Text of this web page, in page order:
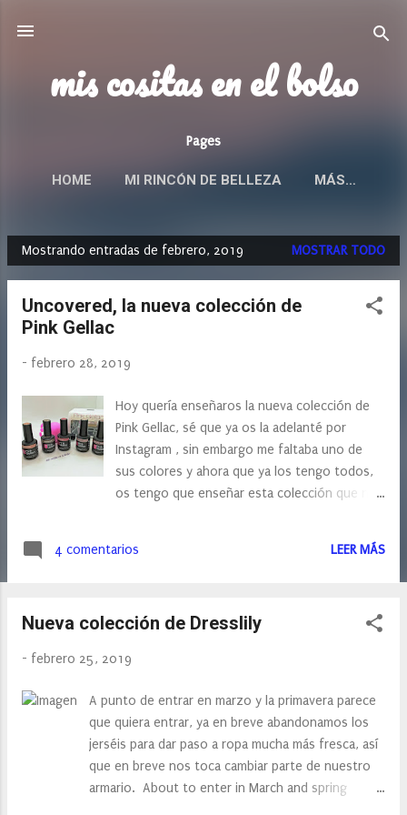
mis cositas en el bolso
Pages
HOME MI RINCÓN DE BELLEZA MÁS…
E
n
Mostrando entradas de febrero, 2019 MOSTRAR TODO
Uncovered, la nueva colección de
Pink Gellac
- febrero 28, 2019
Hoy quería enseñaros la nueva colección de
Pink Gellac, sé que ya os la adelanté por
Instagram , sin embargo me faltaba uno de
sus colores y ahora que ya los tengo todos,
os tengo que enseñar esta colección que no
concretamente de los países bajos y en su
sus productos encontramos la manicura
duran y duran hasta casi 14 días.
4 comentarios LEER MÁS
Nueva colección de Dresslily
- febrero 25, 2019
A punto de entrar en marzo y la primavera parece
que quiera entrar, ya en breve abandonamos los
jerséis para dar paso a ropa mucha más fresca, así
que en breve nos toca cambiar parte de nuestro
armario. About to enter in March and spring